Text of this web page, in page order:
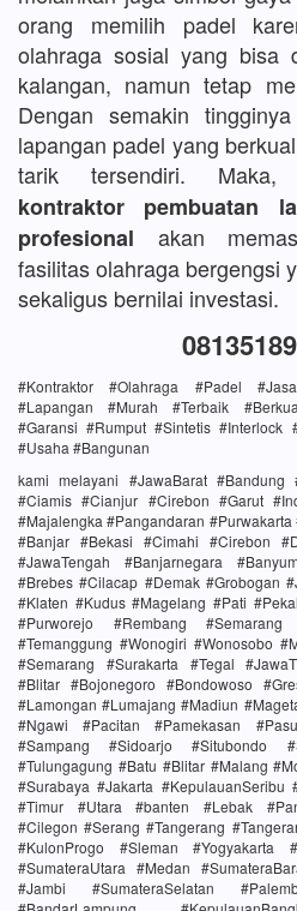
orang memilih padel
olahraga sosial yang bisa
kalangan, namun tetap
Dengan semakin
lapangan padel yang
tarik tersendiri. Maka,
kontraktor pembuatan
profesional akan
fasilitas olahraga bergengsi
sekaligus bernilai investasi.
#Kontraktor #Olahraga #Padel
#Lapangan #Murah #Terbaik
#Garansi #Rumput #Sintetis
#Usaha #Bangunan
kami melayani #JawaBarat #Bandung
#Ciamis #Cianjur #Cirebon #Garut
#Majalengka #Pangandaran
#Banjar #Bekasi #Cimahi #Cirebon
#JawaTengah #Banjarnegara
#Brebes #Cilacap #Demak #Grobogan
#Klaten #Kudus #Magelang #Pati
#Purworejo #Rembang
#Temanggung #Wonogiri #Wonosobo
#Semarang #Surakarta #Tegal
#Blitar #Bojonegoro #Bondowoso
#Lamongan #Lumajang #Madiun
#Ngawi #Pacitan #Pamekasan
#Sampang #Sidoarjo #Situbondo
#Tulungagung #Batu #Blitar #Malang
#Surabaya #Jakarta #KepulauanSeribu
#Timur #Utara #banten #Lebak
#Cilegon #Serang #Tangerang
#KulonProgo #Sleman #Yogyakarta
#SumateraUtara #Medan
#Jambi #SumateraSelatan